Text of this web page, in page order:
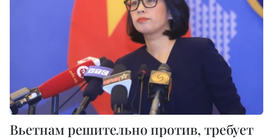
Вьетнам решительно против, требует